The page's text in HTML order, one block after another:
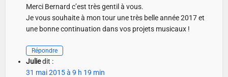
Merci Bernard c’est très gentil à vous.
Je vous souhaite à mon tour une très belle année 2017 et
une bonne continuation dans vos projets musicaux !
Répondre
Juliedit :
31 mai 2015 à 9 h 19 min